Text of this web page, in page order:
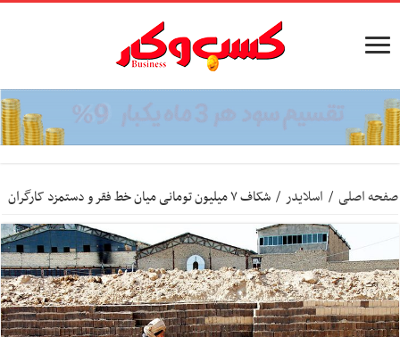
صفحه اصلی / اسلایدر / شکاف ۷ میلیون تومانی میان خط فقر و دستمزد کارگران